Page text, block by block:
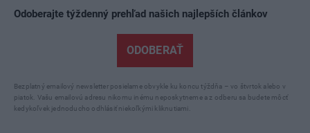
Odoberajte týždenný prehľad našich najlepších článkov
ODOBERAŤ
Bezplatný emailový newsletter posielame obvykle ku koncu týždňa – vo štvrtok alebo v
piatok. Vašu emailovú adresu nikomu inému neposkytneme a z odberu sa budete môcť
kedykoľvek jednoducho odhlásiť niekoľkými kliknutiami.